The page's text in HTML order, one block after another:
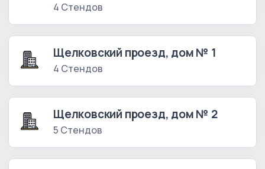
4 Стендов
Щелковский проезд, дом № 1
4 Стендов
Щелковский проезд, дом № 2
5 Стендов